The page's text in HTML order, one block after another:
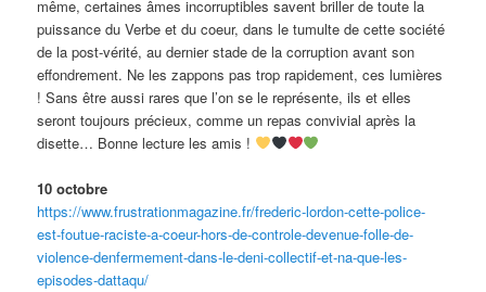
même, certaines âmes incorruptibles savent briller de toute la
puissance du Verbe et du coeur, dans le tumulte de cette société
de la post-vérité, au dernier stade de la corruption avant son
effondrement. Ne les zappons pas trop rapidement, ces lumières
! Sans être aussi rares que l’on se le représente, ils et elles
seront toujours précieux, comme un repas convivial après la
disette… Bonne lecture les amis !
10 octobre
https://www.frustrationmagazine.fr/frederic-lordon-cette-police-
est-foutue-raciste-a-coeur-hors-de-controle-devenue-folle-de-
violence-denfermement-dans-le-deni-collectif-et-na-que-les-
episodes-dattaqu/